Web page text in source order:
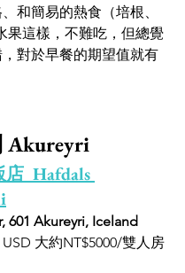
和簡易的熱食（培根、
果這樣，不難吃，但總覺
對於早餐的期望值就有
Akureyri
Hafdals
601 Akureyri, Iceland
USD 大約NT$5000/雙人房